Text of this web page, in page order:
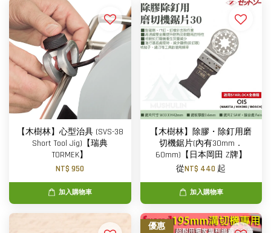
【木樹林】心型治具 (SVS-38
Short Tool Jig)【瑞典
TORMEK】
NT$ 950
加入購物車
【木樹林】除膠・除釘用磨
切機鋸片(內有30mm．
60mm)【日本岡田 Z牌】
從NT$ 440 起
加入購物車
優惠